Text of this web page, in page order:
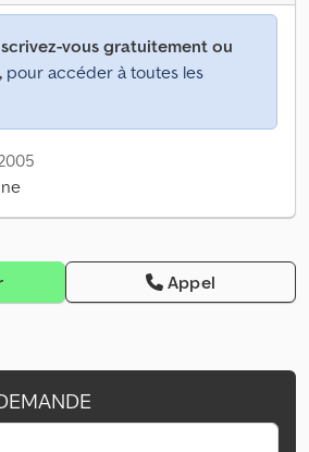
vous gratuitement ou
pour accéder à toutes les
Appel